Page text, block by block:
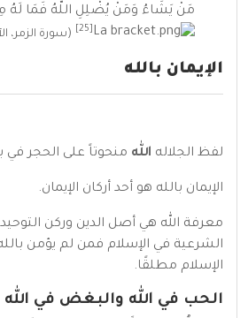
مَنْ يَشَاءُ وَمَنْ يُضْلِلِ اللَّهُ فَمَا لَهُ
(سورة الزمر،
الإيمان بالله
لفظ الجلاله الله منحوتاً على الحجر في
الإيمان بالله هو أحد أركان الإيمان.
معرفة الله هي أصل الدين وركن التوحيد
الشرعية في الإسلام فمن لم يؤمن
الإسلام مطلقًا.
الحب في الله والبغض في الله